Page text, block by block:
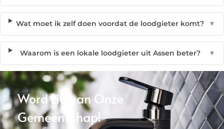
Wat moet ik zelf doen voordat de loodgieter komt? ▼
Waarom is een lokale loodgieter uit Assen beter? ▼
Word Lid van Onze
Gemeenschap!